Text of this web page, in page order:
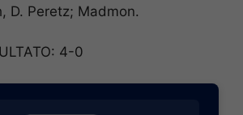
D. Peretz; Madmon.
4-0